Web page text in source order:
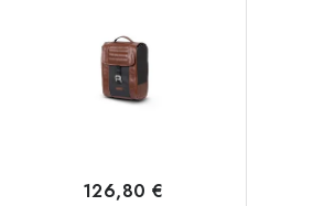
126,80 €